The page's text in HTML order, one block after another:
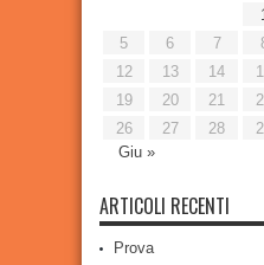
5
6 7
12
13 14
19
20 21
26
27 28
Giu »
ARTICOLI RECENTI
Prova